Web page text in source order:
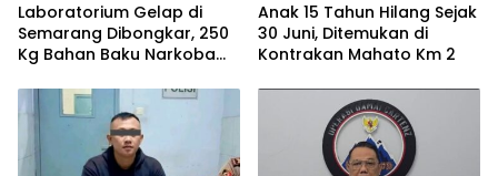
Laboratorium Gelap di
Semarang Dibongkar, 250
Kg Bahan Baku Narkoba
Anak 15 Tahun Hilang Sejak
30 Juni, Ditemukan di
Kontrakan Mahato Km 2